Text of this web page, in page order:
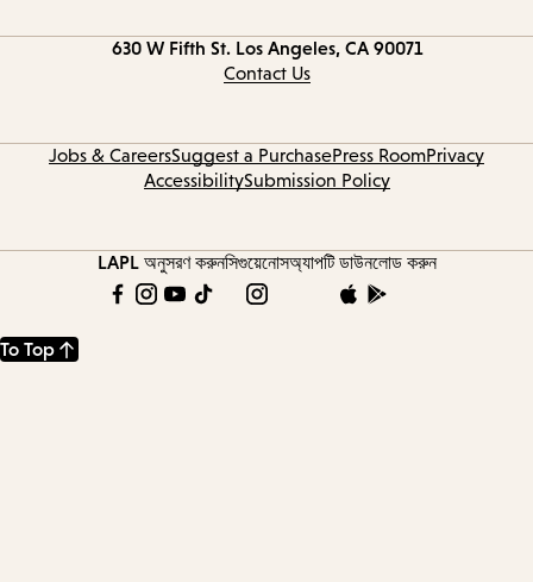
630 W Fifth St. Los Angeles, CA 90071
Contact Us
Jobs & CareersSuggest a PurchasePress RoomPrivacy
AccessibilitySubmission Policy
LAPL অনুসরণ করুনসিগুয়েনোসঅ্যাপটি ডাউনলোড করুন
To Top